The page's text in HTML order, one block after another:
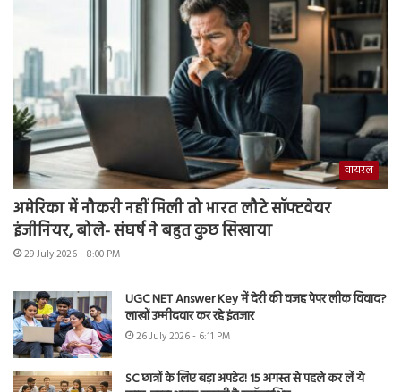
वायरल
अमेरिका में नौकरी नहीं मिली तो भारत लौटे सॉफ्टवेयर
इंजीनियर, बोले- संघर्ष ने बहुत कुछ सिखाया
29 July 2026 - 8:00 PM
UGC NET Answer Key में देरी की वजह पेपर लीक विवाद?
लाखों उम्मीदवार कर रहे इंतजार
26 July 2026 - 6:11 PM
SC छात्रों के लिए बड़ा अपडेट! 15 अगस्त से पहले कर लें ये